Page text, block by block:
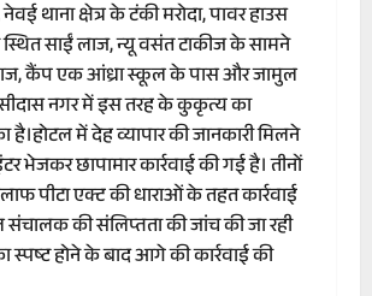
थाना क्षेत्र के टंकी मरोदा, पावर हाउस
साईं लाज, न्यू वसंत टाकीज के सामने
कैंप एक आंध्रा स्कूल के पास और जामुल
नगर में इस तरह के कुकृत्य का
है।होटल में देह व्यापार की जानकारी मिलने
भेजकर छापामार कार्रवाई की गई है। तीनों
पीटा एक्ट की धाराओं के तहत कार्रवाई
संचालक की संलिप्तता की जांच की जा रही
स्पष्ट होने के बाद आगे की कार्रवाई की